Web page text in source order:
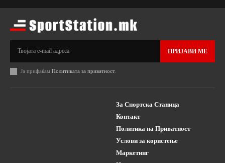
ПРИЈАВИ МЕ
Ја прифаќам Политиката за приватност.
За Спортска Станица
Контакт
Политика на Приватност
Услови за користење
Маркетинг